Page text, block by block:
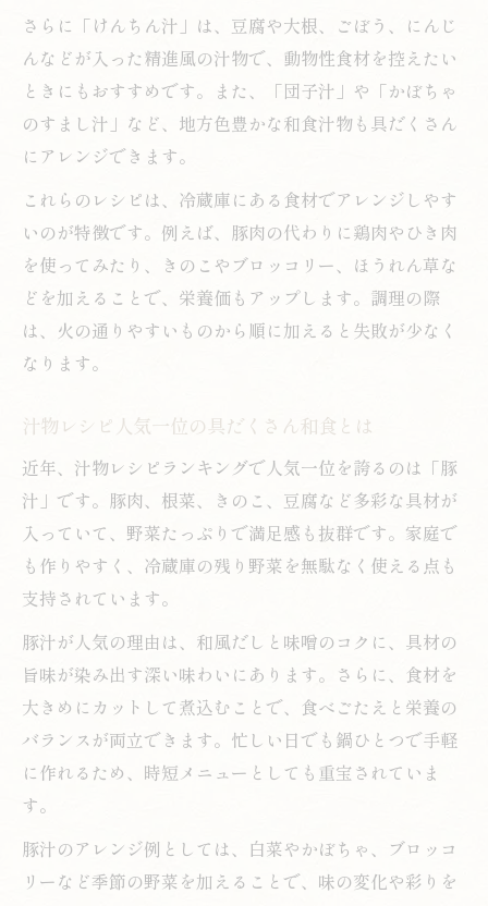
さらに「けんちん汁」は、豆腐や大根、ごぼう、にんじ
んなどが入った精進風の汁物で、動物性食材を控えたい
ときにもおすすめです。また、「団子汁」や「かぼちゃ
のすまし汁」など、地方色豊かな和食汁物も具だくさん
にアレンジできます。
これらのレシピは、冷蔵庫にある食材でアレンジしやす
いのが特徴です。例えば、豚肉の代わりに鶏肉やひき肉
を使ってみたり、きのこやブロッコリー、ほうれん草な
どを加えることで、栄養価もアップします。調理の際
は、火の通りやすいものから順に加えると失敗が少なく
なります。
汁物レシピ人気一位の具だくさん和食とは
近年、汁物レシピランキングで人気一位を誇るのは「豚
汁」です。豚肉、根菜、きのこ、豆腐など多彩な具材が
入っていて、野菜たっぷりで満足感も抜群です。家庭で
も作りやすく、冷蔵庫の残り野菜を無駄なく使える点も
支持されています。
豚汁が人気の理由は、和風だしと味噌のコクに、具材の
旨味が染み出す深い味わいにあります。さらに、食材を
大きめにカットして煮込むことで、食べごたえと栄養の
バランスが両立できます。忙しい日でも鍋ひとつで手軽
に作れるため、時短メニューとしても重宝されていま
す。
豚汁のアレンジ例としては、白菜やかぼちゃ、ブロッコ
リーなど季節の野菜を加えることで、味の変化や彩りを